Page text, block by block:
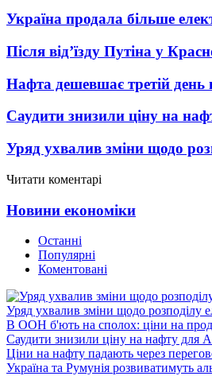
Україна продала більше
Після від’їзду Путіна у
Нафта дешевшає третій день
Саудити знизили ціну на
Уряд ухвалив зміни щодо
Читати коментарі
Новини економіки
Останні
Популярні
Коментовані
Уряд ухвалив зміни щодо розподілу
В ООН б'ють на сполох: ціни на
Саудити знизили ціну на нафту для
Ціни на нафту падають через
Україна та Румунія розвиватимуть